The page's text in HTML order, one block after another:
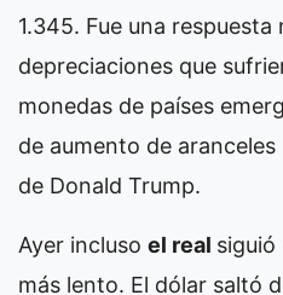
1.345. Fue una
depreciaciones que
monedas de países
de aumento de
de Donald Trump.
Ayer incluso el real siguió
más lento. El dólar saltó